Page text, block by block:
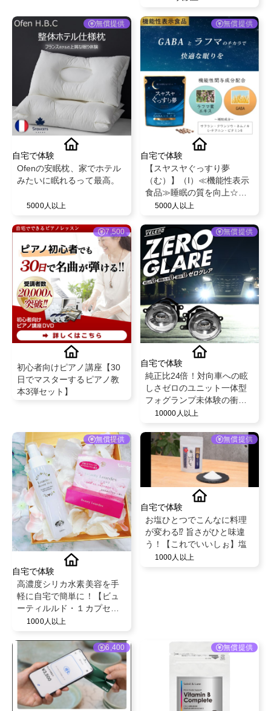
無償提供
自宅で体験
Ofenの安眠枕、家でホテル
みたいに眠れるって最高。
5000人以上
無償提供
自宅で体験
【スヤスヤぐっすり夢
（む）】（I）≪機能性表示
食品≫睡眠の質を向上☆ラ
フマ＆GABA配合
5000人以上
7,500
初心者向けピアノ講座【30
日でマスターするピアノ教
本3弾セット】
無償提供
自宅で体験
純正比24倍！対向車への眩
しさゼロのユニット一体型
フォグランプ未体験の衝撃
を是非ご体験ください。
プ ゼログレア無償提供】
@VELENO
10000人以上
無償提供
自宅で体験
高濃度シリカ水素美容を手
軽に自宅で簡単に！【ビュ
ーティルルド・１カプセル
入り】＆専用ボトル150ml
1000人以上
無償提供
自宅で体験
お塩ひとつでこんなに料理
が変わる⁉️ 旨さがひと味違
う！【これでいいしぉ】塩
1000人以上
6,400 無償提供